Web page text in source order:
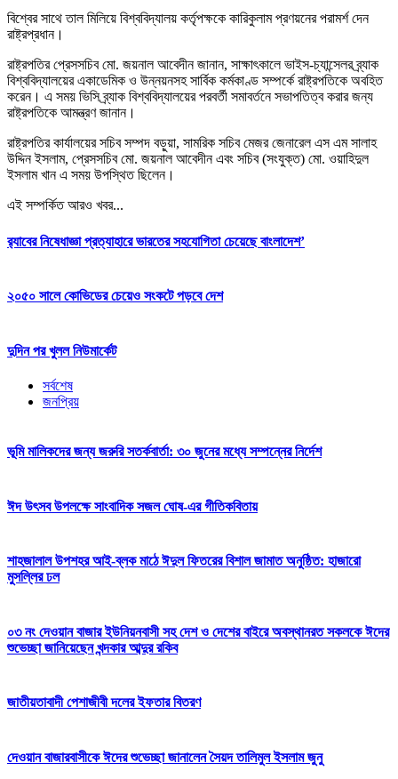
বিশ্বের সাথে তাল মিলিয়ে বিশ্ববিদ্যালয় কর্তৃপক্ষকে কারিকুলাম প্রণয়নের পরামর্শ দেন
রাষ্ট্রপ্রধান।
রাষ্ট্রপতির প্রেসসচিব মো. জয়নাল আবেদীন জানান, সাক্ষাৎকালে ভাইস-চ্যান্সেলর ব্র্যাক
বিশ্ববিদ্যালয়ের একাডেমিক ও উন্নয়নসহ সার্বিক কর্মকাণ্ড সম্পর্কে রাষ্ট্রপতিকে অবহিত
করেন। এ সময় ভিসি ব্র্যাক বিশ্ববিদ্যালয়ের পরবর্তী সমাবর্তনে সভাপতিত্ব করার জন্য
রাষ্ট্রপতিকে আমন্ত্রণ জানান।
রাষ্ট্রপতির কার্যালয়ের সচিব সম্পদ বড়ুয়া, সামরিক সচিব মেজর জেনারেল এস এম সালাহ
উদ্দিন ইসলাম, প্রেসসচিব মো. জয়নাল আবেদীন এবং সচিব (সংযুক্ত) মো. ওয়াহিদুল
ইসলাম খান এ সময় উপস্থিত ছিলেন।
এই সম্পর্কিত আরও খবর...
র‍্যাবের নিষেধাজ্ঞা প্রত্যাহারে ভারতের সহযোগিতা চেয়েছে বাংলাদেশ’
২০৫০ সালে কোভিডের চেয়েও সংকটে পড়বে দেশ
দুদিন পর খুলল নিউমার্কেট
সর্বশেষ
জনপ্রিয়
ভূমি মালিকদের জন্য জরুরি সতর্কবার্তা: ৩০ জুনের মধ্যে সম্পন্নের নির্দেশ
ঈদ উৎসব উপলক্ষে সাংবাদিক সজল ঘোষ-এর গীতিকবিতায়
শাহজালাল উপশহর আই-ব্লক মাঠে ঈদুল ফিতরের বিশাল জামাত অনুষ্ঠিত: হাজারো
মুসল্লির ঢল
০৩ নং দেওয়ান বাজার ইউনিয়নবাসী সহ দেশ ও দেশের বাইরে অবস্থানরত সকলকে ঈদের
শুভেচ্ছা জানিয়েছেন খন্দকার আব্দুর রকিব
জাতীয়তাবাদী পেশাজীবী দলের ইফতার বিতরণ
দেওয়ান বাজারবাসীকে ঈদের শুভেচ্ছা জানালেন সৈয়দ তালিমুল ইসলাম জুনু